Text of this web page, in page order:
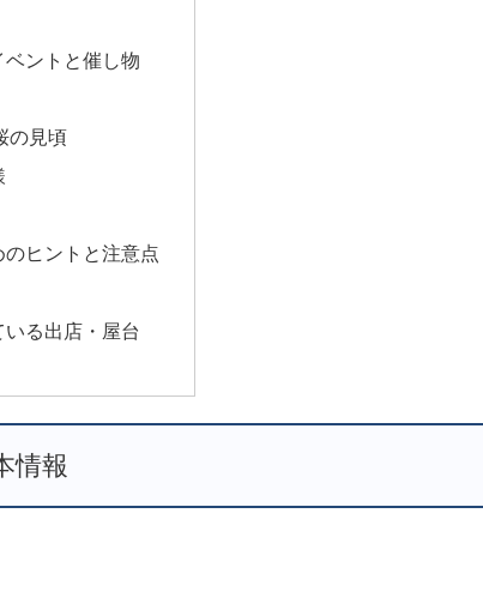
ントと催し物
の見頃
ヒントと注意点
る出店・屋台
情報